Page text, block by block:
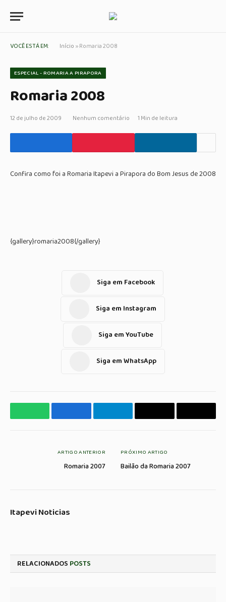
VOCÊ ESTÁ EM: Início »Romaria 2008
ESPECIAL - ROMARIA A PIRAPORA
Romaria 2008
12 de julho de 2009 Nenhum comentário 1 Min de leitura
Confira como foi a Romaria Itapevi a Pirapora do Bom Jesus de 2008
{gallery}romaria2008{/gallery}
Siga em Facebook
Siga em Instagram
Siga em YouTube
Siga em WhatsApp
WhatsAppFacebook TelegramaCopiar
E-
ARTIGO ANTERIOR
Romaria 2007
PRÓXIMO ARTIGO
Bailão da Romaria 2007
Itapevi Noticias
RELACIONADOS POSTS